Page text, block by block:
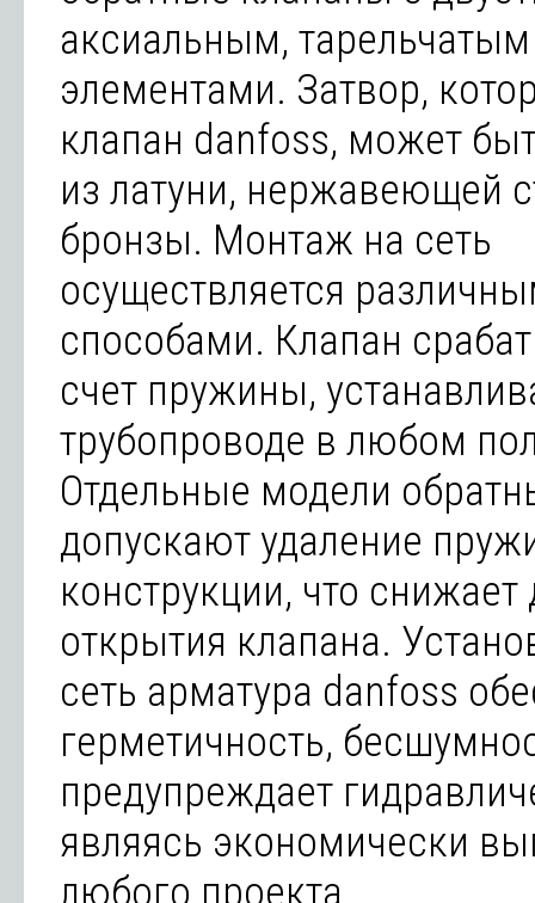
аксиальным,
элементами. Затвор,
клапан danfoss, может
из латуни, нержавеющей
бронзы. Монтаж на сеть
осуществляется
способами. Клапан
счет пружины,
трубопроводе в любом
Отдельные модели
допускают удаление
конструкции, что снижает
открытия клапана.
сеть арматура danfoss
герметичность,
предупреждает
являясь экономически
любого проекта.